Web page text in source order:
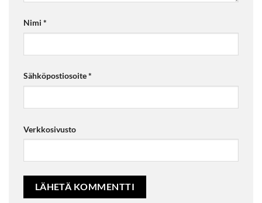
Nimi *
Sähköpostiosoite*
Verkkosivusto